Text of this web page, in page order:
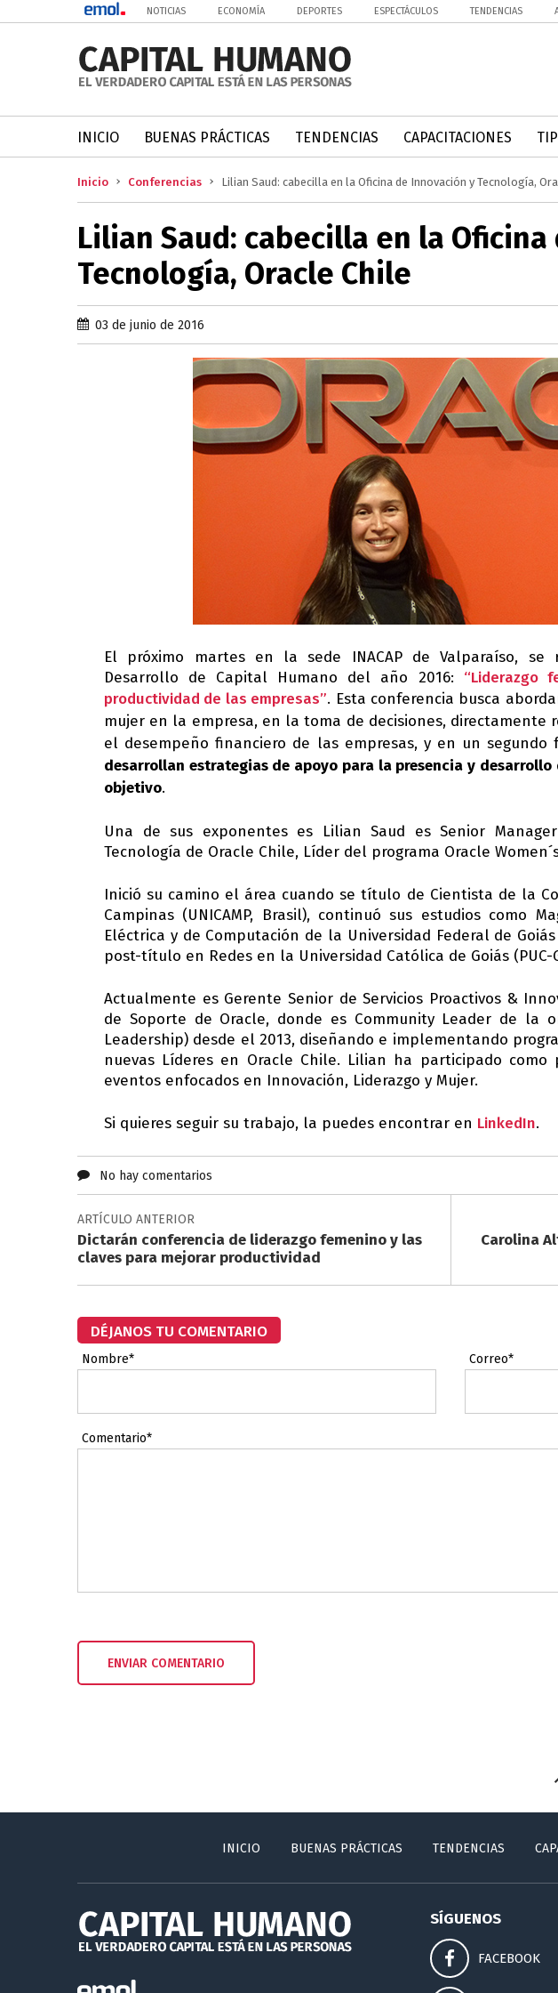
NOTICIAS ECONOMÍA DEPORTES ESPECTÁCULOS TENDENCIAS
INICIO BUENAS PRÁCTICAS TENDENCIAS CAPACITACIONES
Inicio Conferencias Lilian Saud: cabecilla en la Oficina de Innovación y Tecnología,
Lilian Saud: cabecilla en la
Tecnología, Oracle Chile
03 de junio de 2016
El próximo martes en la sede INACAP de Valparaíso, se
Desarrollo de Capital Humano del año 2016: “Liderazgo
productividad de las empresas”. Esta conferencia busca
mujer en la empresa, en la toma de decisiones, directamente
el desempeño financiero de las empresas, y en un segundo
desarrollan estrategias de apoyo para la presencia y
objetivo.
Una de sus exponentes es Lilian Saud es Senior
Tecnología de Oracle Chile, Líder del programa Oracle
Inició su camino el área cuando se título de Cientista de la
Campinas (UNICAMP, Brasil), continuó sus estudios como
Eléctrica y de Computación de la Universidad Federal de
post-título en Redes en la Universidad Católica de Goiás (PUC-
Actualmente es Gerente Senior de Servicios Proactivos &
de Soporte de Oracle, donde es Community Leader de la
Leadership) desde el 2013, diseñando e implementando
nuevas Líderes en Oracle Chile. Lilian ha participado
eventos enfocados en Innovación, Liderazgo y Mujer.
Si quieres seguir su trabajo, la puedes encontrar en LinkedIn.
No hay comentarios
ARTÍCULO ANTERIOR
Dictarán conferencia de liderazgo femenino y las
claves para mejorar productividad
Carolina
DÉJANOS TU COMENTARIO
Nombre* Correo*
Comentario*
INICIO BUENAS PRÁCTICAS TENDENCIAS
SÍGUENOS
FACEBOOK